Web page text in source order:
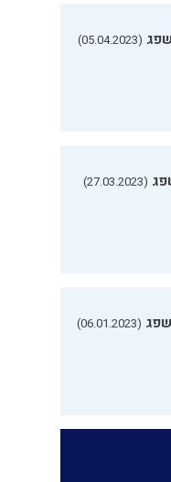
(05.04.2023)
(27.03.2023)
(06.01.2023)